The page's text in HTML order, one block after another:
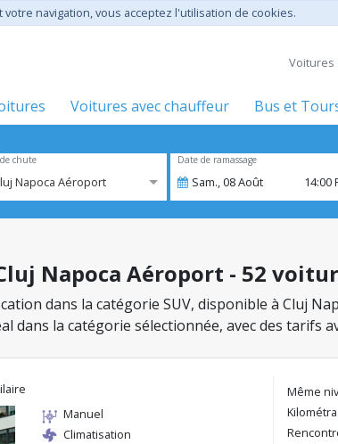
navigation, vous acceptez l'utilisation de cookies.
Voitures
Voitures avec chauffeur Bus et
chute
Napoca Aéroport
Date de ramassage
Sam.,08Août 14:00
Napoca Aéroport - 52
dans la catégorie SUV, disponible à Cluj
dans la catégorie sélectionnée, avec des tarifs
Manuel
Climatisation
Même